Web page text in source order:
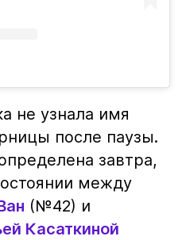
не узнала имя
после паузы.
завтра,
между
(№42) и
Касаткиной